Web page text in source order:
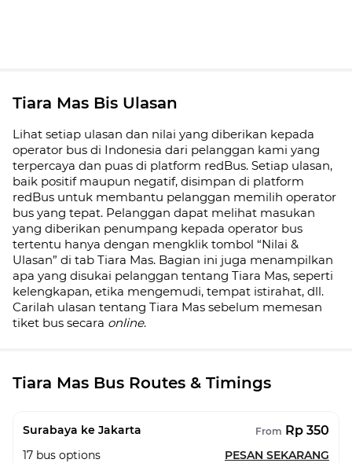
Tiara Mas Bis Ulasan
Lihat setiap ulasan dan nilai yang diberikan kepada
operator bus di Indonesia dari pelanggan kami yang
terpercaya dan puas di platform redBus. Setiap ulasan,
baik positif maupun negatif, disimpan di platform
redBus untuk membantu pelanggan memilih operator
bus yang tepat. Pelanggan dapat melihat masukan
yang diberikan penumpang kepada operator bus
tertentu hanya dengan mengklik tombol “Nilai &
Ulasan” di tab Tiara Mas. Bagian ini juga menampilkan
apa yang disukai pelanggan tentang Tiara Mas, seperti
kelengkapan, etika mengemudi, tempat istirahat, dll.
Carilah ulasan tentang Tiara Mas sebelum memesan
tiket bus secara online.
Tiara Mas Bus Routes & Timings
Surabaya ke Jakarta From Rp 350
17 bus options PESAN SEKARANG